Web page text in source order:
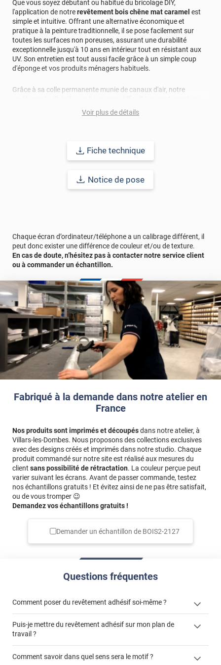
Fabriqué à la demande dans notre atelier en
France
Nos produits sont imprimés et découpésdans notre atelier, à
Villars-les-Dombes. Nous proposons des collections exclusives
avec des designs créés et imprimés dans notre studio. Chaque
produit commandé sur notre site est réalisé aux mesures du
client sans possibilité de rétractation. La couleur perçue peut
varier suivant les écrans. Avant de passer commande, testez
nos échantillons gratuits ! Et évitez ainsi de ne pas être satisfait,
ou de vous tromper 😉
Demandez vos échantillons gratuits !
Demander un échantillon de BOIS2-2127
Questions fréquentes
Comment poser du revêtement adhésif soi-même ?
« Comment poser un revêtement adhésif ? »
Puis-je mettre du revêtement adhésif sur mon plan de
travail ?
Comment savoir dans quel sens sera le motif ?
Que vous soyez débutant ou habitué du bricolage DIY,
l'application de notrerevêtement bois chêne mat caramel est
simple et intuitive. Offrant une alternative économique et
pratique à la peinture traditionnelle, il se pose facilement sur
toutes les surfaces non poreuses, assurant une durabilité
exceptionnelle jusqu'à 10 ans en intérieur tout en résistant aux
UV. Son entretien est tout aussi facile grâce à un simple coup
d'éponge et vos produits ménagers habituels.
Grâce à sa colle permanente munie de canaux d'air, notre
résultat impeccable, sans bulles d'air disgracieuses lors de
l'étape du marouflage. Que vous soyez un particulier souhaitant
répond à tous vos besoins en matière de décoration intérieure.
adhésif chêne carameloffre une polyvalence
exceptionnelle, ajoutant une touche sophistiquée et conviviale à
Ne laissez pas la monotonie s'emparer de vos espaces. Optez
dès aujourd'hui pour notre revêtement adhésif et transformez
chaque coin en une expression vivante de style et de confort, où
l'esthétique rencontre la fonctionnalité avec harmonie !
Afin de vous rendre compte de la qualité et de son rendu
véritable, nous vous conseillons de faire une demande
d'échantillons gratuite.
Voir plus de détails
Fiche technique
Notice de pose
Chaque écran d’ordinateur/téléphone a un calibrage différent, il
peut donc exister une différence de couleur et/ou de texture.
En cas de doute, n’hésitez pas à contacter notre service client
ou à commander un échantillon.